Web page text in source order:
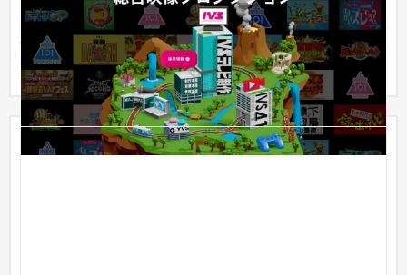
IVSテレビ制作様の企業サイトを制作。多彩な制作実績や事業内
容を分かりやすく紹介。グループ会社の情報や採用情報を効果
的に配...